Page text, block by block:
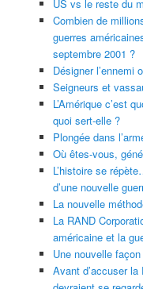
US vs le reste du
Combien de
guerres
septembre 2001 ?
Désigner l’ennemi
Seigneurs et
L’Amérique c’est
quoi sert-elle ?
Plongée dans
Où êtes-vous,
L’histoire se
d’une nouvelle
La nouvelle
La RAND
américaine et la
Une nouvelle
Avant d’accuser